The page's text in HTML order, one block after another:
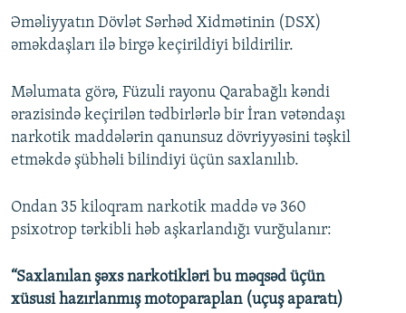
Əməliyyatın Dövlət Sərhəd Xidmətinin (DSX)
əməkdaşları ilə birgə keçirildiyi bildirilir.
Məlumata görə, Füzuli rayonu Qarabağlı kəndi
ərazisində keçirilən tədbirlərlə bir İran vətəndaşı
narkotik maddələrin qanunsuz dövriyyəsini təşkil
etməkdə şübhəli bilindiyi üçün saxlanılıb.
Ondan 35 kiloqram narkotik maddə və 360
psixotrop tərkibli həb aşkarlandığı vurğulanır:
“Saxlanılan şəxs narkotikləri bu məqsəd üçün
xüsusi hazırlanmış motoparaplan (uçuş aparatı)